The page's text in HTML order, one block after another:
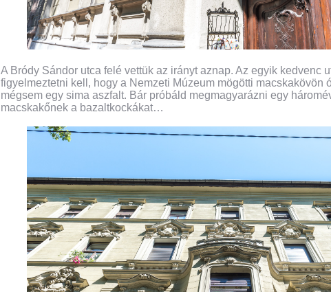
A Bródy Sándor utca felé vettük az irányt aznap. Az egyik kedvenc
figyelmeztetni kell, hogy a Nemzeti Múzeum mögötti macskakövön
mégsem egy sima aszfalt. Bár próbáld megmagyarázni egy
macskakőnek a bazaltkockákat…